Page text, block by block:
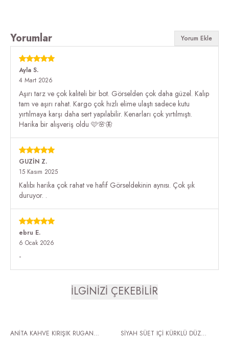
Yorumlar Yorum Ekle
Ayla S.
4 Mart 2026
Aşırı tarz ve çok kaliteli bir bot. Görselden çok daha güzel. Kalıp
tam ve aşırı rahat. Kargo çok hızlı elime ulaştı sadece kutu
yırtılmaya karşı daha sert yapılabilir. Kenarları çok yırtılmıştı.
Harika bir alışveriş oldu 🩷🌸🦋
GUZİN Z.
15 Kasım 2025
Kalıbı harika çok rahat ve hafif Görseldekinin aynısı. Çok şık
duruyor. .
ebru E.
6 Ocak 2026
-
İLGİNİZİ ÇEKEBİLİR
ÜCRETSİZ KARGO
ANİTA KAHVE KIRIŞIK RUGAN
ÜCRETSİZ KARGO
SİYAH SÜET IÇİ KÜRKLÜ DÜZ